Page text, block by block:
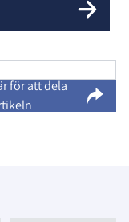
för att dela